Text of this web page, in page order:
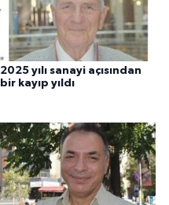
2025 yılı sanayi açısından
bir kayıp yıldı